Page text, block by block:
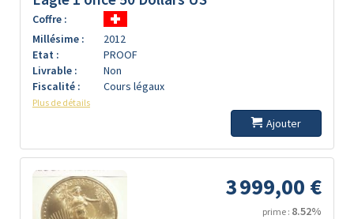
Coffre :
Millésime :
2012
Etat :
PROOF
Livrable :
Non
Fiscalité :
Cours légaux
Plus de détails
Ajouter
3 999,00 €
prime : 8.52%